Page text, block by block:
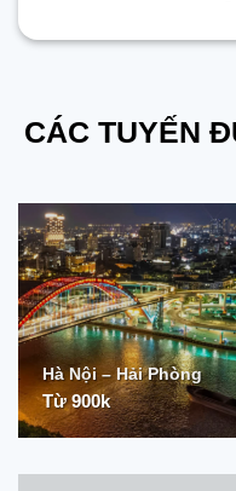
CÁC TUYẾN
Hà Nội – Hải Phòng
Từ 900k